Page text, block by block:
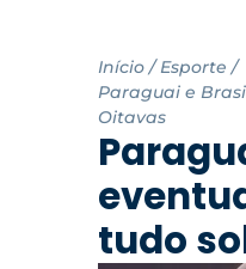
Início / Esporte /
Paraguai e
Oitavas
tudo